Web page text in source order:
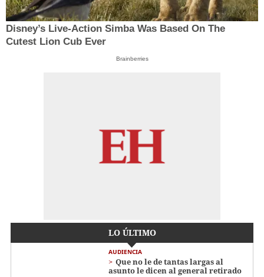
Disney’s Live-Action Simba Was Based On The
Cutest Lion Cub Ever
Brainberries
LO ÚLTIMO
AUDIENCIA
Que no le de tantas largas al
asunto le dicen al general retirado